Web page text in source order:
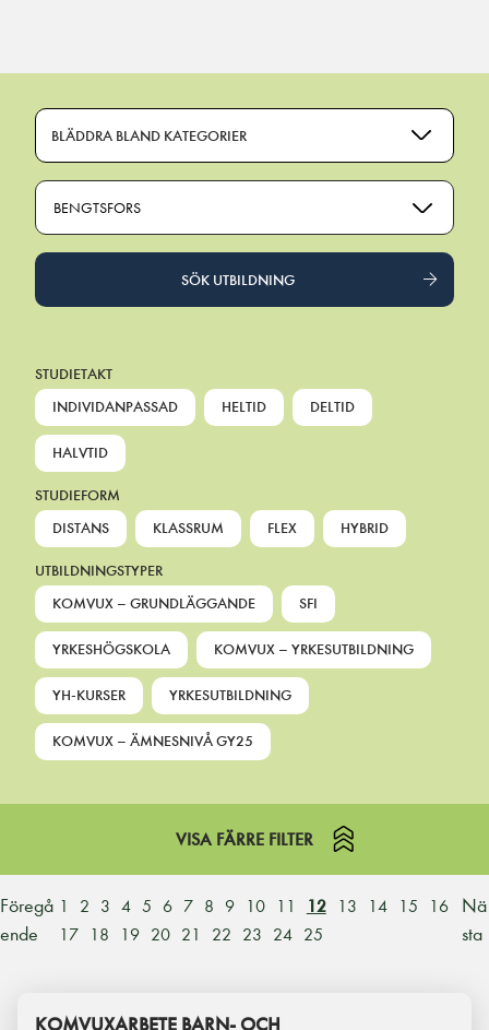
BLÄDDRA BLAND KATEGORIER
BENGTSFORS
SÖK UTBILDNING
STUDIETAKT
INDIVIDANPASSAD
HELTID DELTID
HALVTID
STUDIEFORM
DISTANS
KLASSRUM FLEX HYBRID
UTBILDNINGSTYPER
KOMVUX – GRUNDLÄGGANDE
SFI
YRKESHÖGSKOLA KOMVUX – YRKESUTBILDNING
YH-KURSER YRKESUTBILDNING
KOMVUX – ÄMNESNIVÅ GY25
VISA FÄRRE FILTER
Föregå
ende
1 2 3 4 5 6 7 8 9 10 11 12 13 14 15
16
17
18 19 20 21 22 23 24 25
Nä
sta
KOMVUXARBETE BARN- OCH